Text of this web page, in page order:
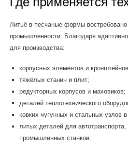
Литьё в песчаные формы востребовано
промышленности. Благодаря
для производства:
корпусных элементов и
тяжёлых станин и плит;
редукторных корпусов и маховиков;
деталей теплотехнического
ковких чугунных и стальных узлов
литых деталей для автотранспорта,
промышленных станков.